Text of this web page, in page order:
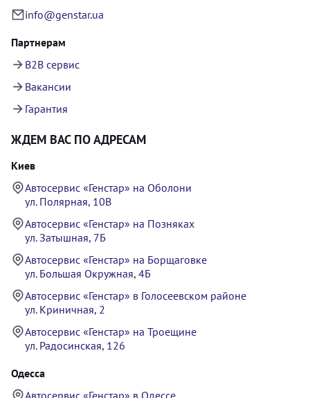
info@genstar.ua
Партнерам
B2B сервис
Вакансии
Гарантия
ЖДЕМ ВАС ПО АДРЕСАМ
Киев
Автосервис «Генстар» на Оболони
ул. Полярная, 10В
Автосервис «Генстар» на Позняках
ул. Затышная, 7Б
Автосервис «Генстар» на Борщаговке
ул. Большая Окружная, 4Б
Автосервис «Генстар» в Голосеевском районе
ул. Криничная, 2
Автосервис «Генстар» на Троещине
ул. Радосинская, 126
Одесса
Автосервис «Генстар» в Одессе